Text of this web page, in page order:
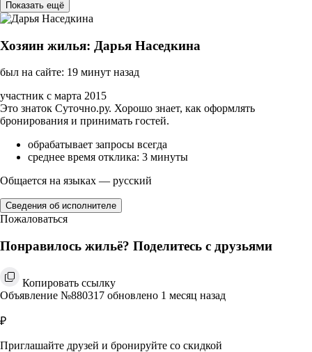
Показать ещё
Хозяин жилья: Дарья Наседкина
был на сайте: 19 минут назад
участник с марта 2015
Это знаток Суточно.ру. Хорошо знает, как оформлять
бронирования и принимать гостей.
обрабатывает запросы всегда
среднее время отклика: 3 минуты
Общается на языках — русский
Сведения об исполнителе
Пожаловаться
Понравилось жильё? Поделитесь с друзьями
Копировать ссылку
Объявление №880317 обновлено 1 месяц назад
₽
Приглашайте друзей и бронируйте со скидкой